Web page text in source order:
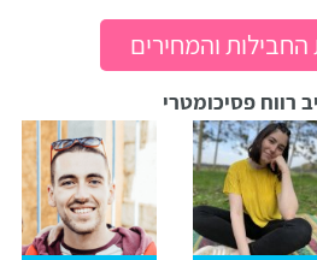
והמחירים
רווח פסיכומטרי